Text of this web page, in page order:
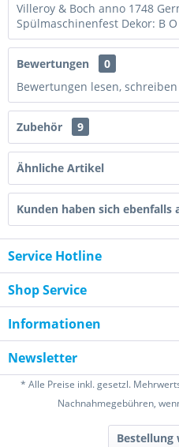
Villeroy & Boch anno 1748
Spülmaschinenfest Dekor: B O
Bewertungen
0
Bewertungen lesen,
Zubehör 9
Ähnliche Artikel
Kunden haben sich ebenfalls
Service Hotline
Shop Service
Informationen
Newsletter
* Alle Preise inkl. gesetzl.
Nachnahmegebühren,
Bestellung